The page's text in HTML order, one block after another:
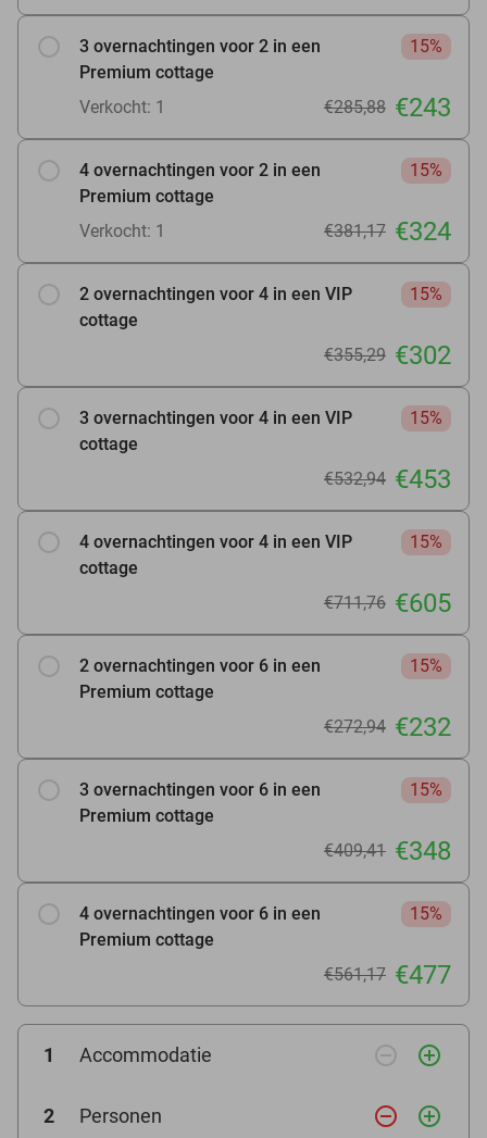
3 overnachtingen voor 2 in een
Premium cottage
15%
Verkocht: 1 €285,88 €243
4 overnachtingen voor 2 in een
Premium cottage
15%
Verkocht: 1 €381,17 €324
2 overnachtingen voor 4 in een VIP
cottage
15%
€355,29 €302
3 overnachtingen voor 4 in een VIP
cottage
15%
€532,94 €453
4 overnachtingen voor 4 in een VIP
cottage
15%
€711,76 €605
2 overnachtingen voor 6 in een
Premium cottage
15%
€272,94 €232
3 overnachtingen voor 6 in een
Premium cottage
15%
€409,41 €348
4 overnachtingen voor 6 in een
Premium cottage
15%
€561,17 €477
1 Accommodatie remove_circle_outline add_circle_outline
2 Personen remove_circle_outline add_circle_outline